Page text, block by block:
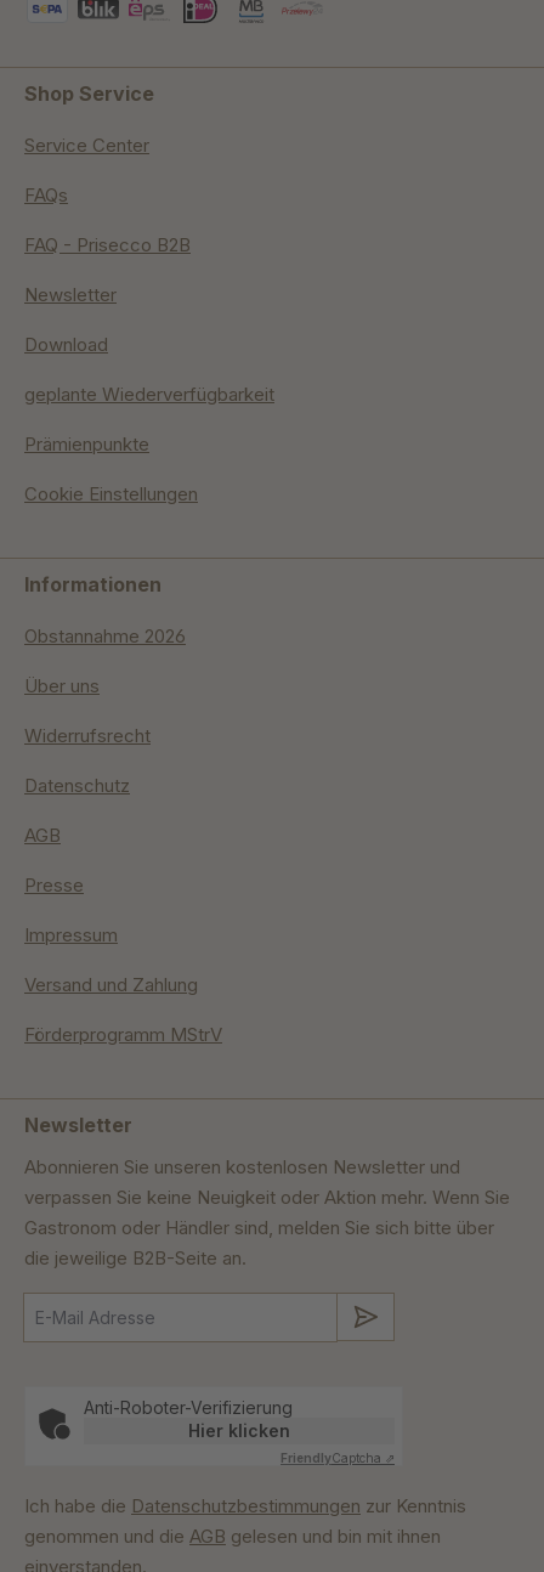
Shop Service
Service Center
FAQs
FAQ - Prisecco B2B
Newsletter
Download
geplante Wiederverfügbarkeit
Prämienpunkte
Cookie Einstellungen
Informationen
Obstannahme 2026
Über uns
Widerrufsrecht
Datenschutz
AGB
Presse
Impressum
Versand und Zahlung
Förderprogramm MStrV
Newsletter
Abonnieren Sie unseren kostenlosen Newsletter und
verpassen Sie keine Neuigkeit oder Aktion mehr. Wenn Sie
Gastronom oder Händler sind, melden Sie sich bitte über
die jeweilige B2B-Seite an.
Anti-Roboter-Verifizierung
Hier klicken
FriendlyCaptcha ⇗
Ich habe die Datenschutzbestimmungen zur Kenntnis
genommen und die AGB gelesen und bin mit ihnen
einverstanden.